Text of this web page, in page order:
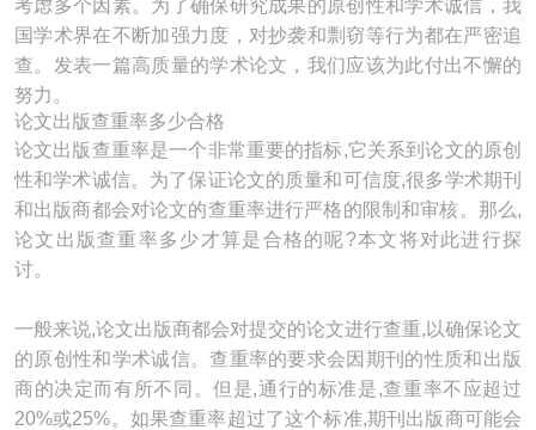
考虑多个因素。为了确保研究成果的原创性和学术诚信，我
国学术界在不断加强力度，对抄袭和剽窃等行为都在严密追
查。发表一篇高质量的学术论文，我们应该为此付出不懈的
努力。
论文出版查重率多少合格
论文出版查重率是一个非常重要的指标,它关系到论文的原创
性和学术诚信。为了保证论文的质量和可信度,很多学术期刊
和出版商都会对论文的查重率进行严格的限制和审核。那么,
论文出版查重率多少才算是合格的呢?本文将对此进行探
讨。
一般来说,论文出版商都会对提交的论文进行查重,以确保论文
的原创性和学术诚信。查重率的要求会因期刊的性质和出版
商的决定而有所不同。但是,通行的标准是,查重率不应超过
20%或25%。如果查重率超过了这个标准,期刊出版商可能会